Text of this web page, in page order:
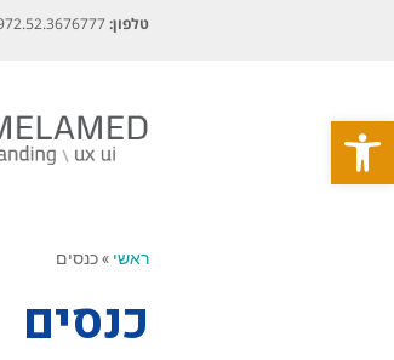
פתח סרגל נגישות
טלפון:
ראשי »כנסים
כנסים